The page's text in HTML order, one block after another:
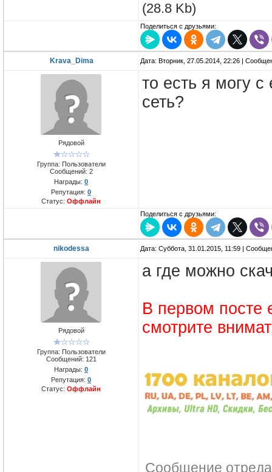
(28.8 Kb)
Поделиться с друзьями:
Krava_Dima Дата: Вторник, 27.05.2014, 22:26 |
Рядовой
Группа: Пользователи
Сообщений: 2
Награды: 0
Репутация: 0
Статус: Оффлайн
то есть я могу
сеть?
Поделиться с друзьями:
nikodessa Дата: Суббота, 31.01.2015, 11:59 |
Рядовой
Группа: Пользователи
Сообщений: 121
Награды: 0
Репутация: 0
Статус: Оффлайн
а где можно
В первом посте
смотрите
Сообщение